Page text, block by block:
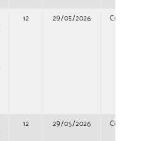
12 29/05/2026 Concurso
12 29/05/2026 Concurso